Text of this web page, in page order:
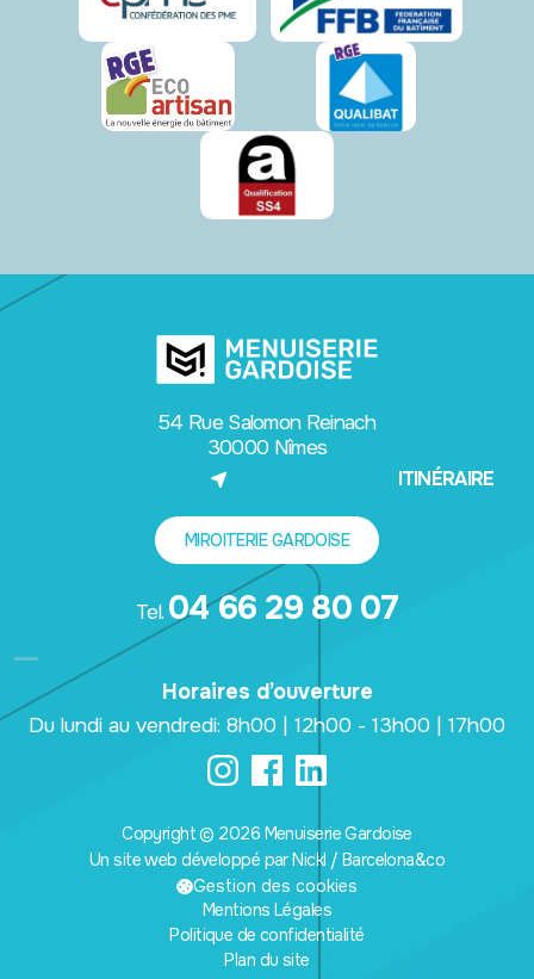
54 Rue Salomon Reinach
30000 Nîmes
ITINÉRAIRE
MIROITERIE GARDOISE
Tel. 04 66 29 80 07
Horaires d’ouverture
Du lundi au vendredi: 8h00 | 12h00 - 13h00 | 17h00
Copyright © 2026 Menuiserie Gardoise
Un site web développé par Nickl / Barcelona&co
(nouvel onglet)
Gestion des cookies
Mentions Légales
Politique de confidentialité
Plan du site